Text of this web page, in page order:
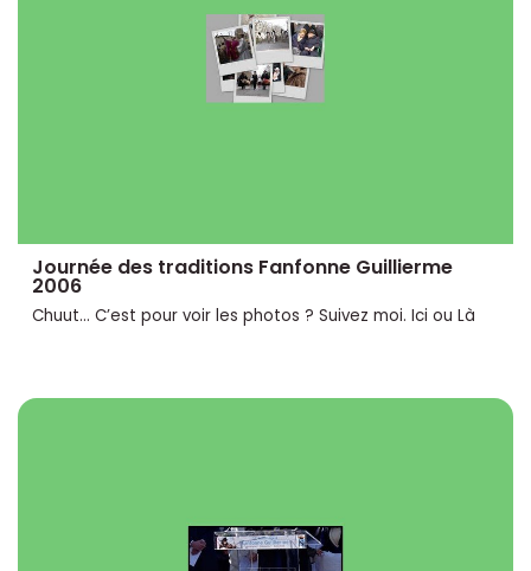
Journée des traditions Fanfonne Guillierme
2006
Chuut... C’est pour voir les photos ? Suivez moi. Ici ou Là